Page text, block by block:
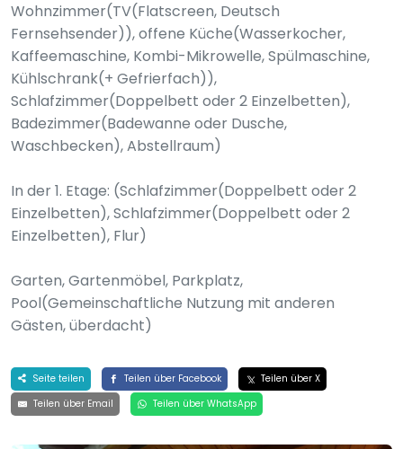
Wohnzimmer(TV(Flatscreen, Deutsch
Fernsehsender)), offene Küche(Wasserkocher,
Kaffeemaschine, Kombi-Mikrowelle, Spülmaschine,
Kühlschrank(+ Gefrierfach)),
Schlafzimmer(Doppelbett oder 2 Einzelbetten),
Badezimmer(Badewanne oder Dusche,
Waschbecken), Abstellraum)
In der 1. Etage: (Schlafzimmer(Doppelbett oder 2
Einzelbetten), Schlafzimmer(Doppelbett oder 2
Einzelbetten), Flur)
Garten, Gartenmöbel, Parkplatz,
Pool(Gemeinschaftliche Nutzung mit anderen
Gästen, überdacht)
Seite teilen Teilen über Facebook
Teilen über X
Teilen über Email
Teilen über WhatsApp